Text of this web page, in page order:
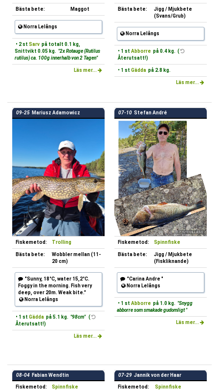
Bästa bete: Maggot
Norra Lelångs
• 2 st Sarv på totalt 0.1 kg,
Snittvikt 0.05 kg. "2x Rotauge (Rutilus
rutilus) ca. 100g innerhalb von 2 Tagen"
Läs mer...
Bästa bete:
Jigg / Mjukbete
(Svans/Grub)
Norra Lelångs
• 1 st Abborre på 0.4 kg. (
Återutsatt!)
• 1 st Gädda på 2.8 kg.
Läs mer...
09-25 Mariusz Adamowicz
Fiskemetod: Trolling
Bästa bete:
Wobbler mellan (11-
20 cm)
"Sunny, 18°C, water 15,2°C.
Foggy in the morning. Fish very
deep, over 20m. Weak bite."
Norra Lelångs
• 1 st Gädda på 5.1 kg. "98cm" (
Återutsatt!)
Läs mer...
07-10 Stefan André
Fiskemetod: Spinnfiske
Bästa bete:
Jigg / Mjukbete
(Fiskliknande)
"Carina Andre "
Norra Lelångs
• 1 st Abborre på 1.0 kg. "Snygg
abborre som smakade gudomligt "
Läs mer...
08-04 Fabian Wendtin
Fiskemetod: Spinnfiske
07-29 Jannik von der Haar
Fiskemetod: Spinnfiske